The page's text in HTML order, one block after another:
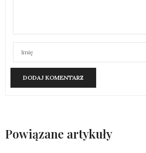
Powiązane artykuły